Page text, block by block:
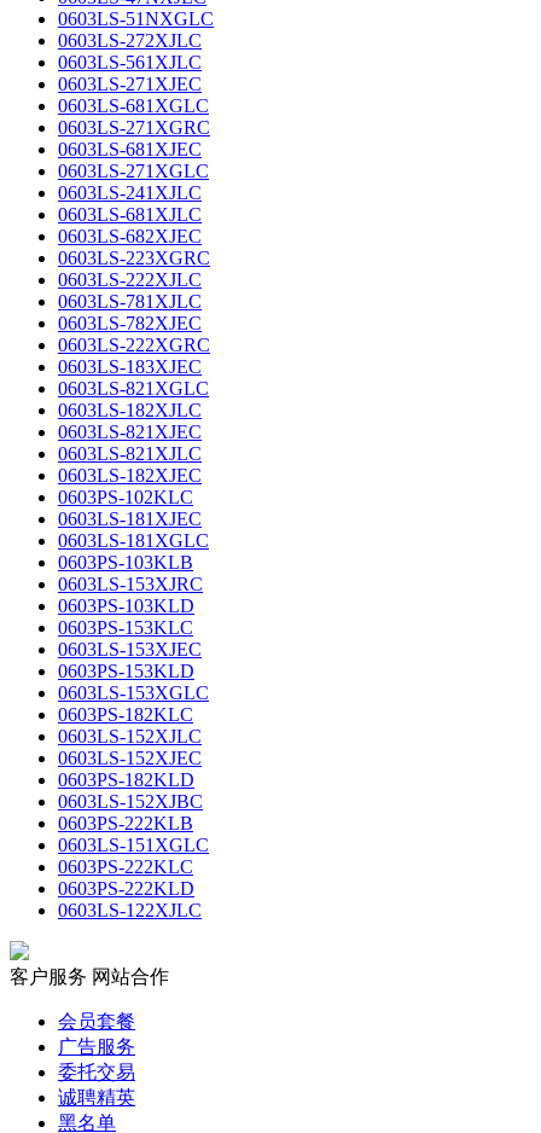
0603LS-51NXGLC
0603LS-272XJLC
0603LS-561XJLC
0603LS-271XJEC
0603LS-681XGLC
0603LS-271XGRC
0603LS-681XJEC
0603LS-271XGLC
0603LS-241XJLC
0603LS-681XJLC
0603LS-682XJEC
0603LS-223XGRC
0603LS-222XJLC
0603LS-781XJLC
0603LS-782XJEC
0603LS-222XGRC
0603LS-183XJEC
0603LS-821XGLC
0603LS-182XJLC
0603LS-821XJEC
0603LS-821XJLC
0603LS-182XJEC
0603PS-102KLC
0603LS-181XJEC
0603LS-181XGLC
0603PS-103KLB
0603LS-153XJRC
0603PS-103KLD
0603PS-153KLC
0603LS-153XJEC
0603PS-153KLD
0603LS-153XGLC
0603PS-182KLC
0603LS-152XJLC
0603LS-152XJEC
0603PS-182KLD
0603LS-152XJBC
0603PS-222KLB
0603LS-151XGLC
0603PS-222KLC
0603PS-222KLD
0603LS-122XJLC
客户服务 网站合作
会员套餐
广告服务
委托交易
诚聘精英
黑名单